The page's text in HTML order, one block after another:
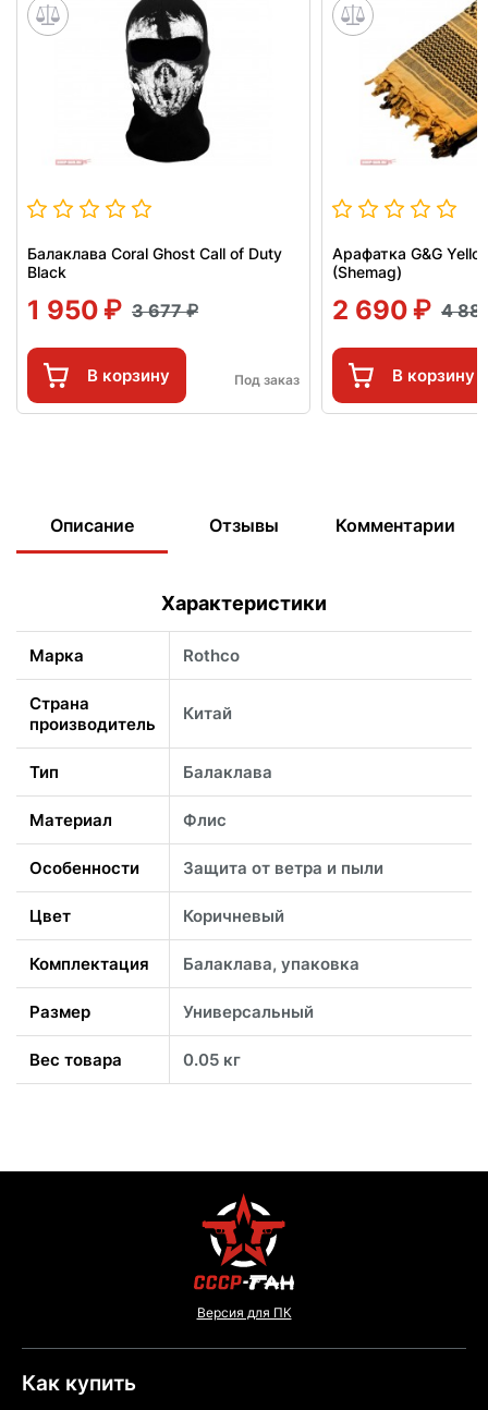
Балаклава Coral Ghost Call of Duty
Black
1 950 3 677
В корзину Под заказ
Арафатка G&G
(Shemag)
2 690 4
В корзину
Описание Отзывы Комментарии
Характеристики
Марка Rothco
Страна
производитель
Китай
Тип Балаклава
Материал Флис
Особенности Защита от ветра и пыли
Цвет Коричневый
Комплектация Балаклава, упаковка
Размер Универсальный
Вес товара 0.05 кг
Версия для ПК
Как купить